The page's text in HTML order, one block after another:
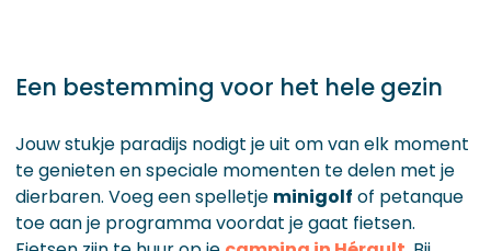
Een bestemming voor het hele gezin
Jouw stukje paradijs nodigt je uit om van elk moment
te genieten en speciale momenten te delen met je
dierbaren. Voeg een spelletje minigolf of petanque
toe aan je programma voordat je gaat fietsen.